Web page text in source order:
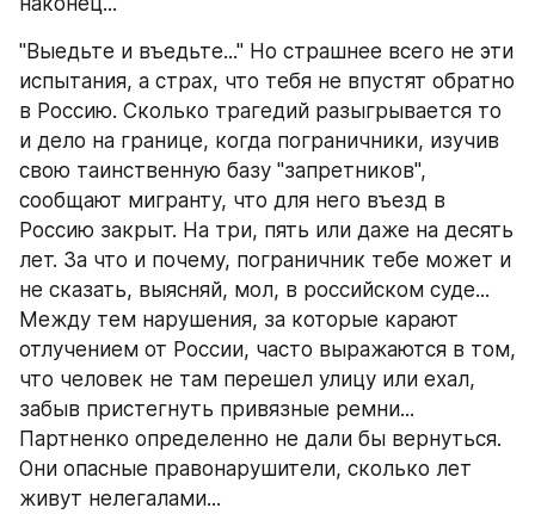
"Выедьте и въедьте..." Но страшнее всего не эти
испытания, а страх, что тебя не впустят обратно
в Россию. Сколько трагедий разыгрывается то
и дело на границе, когда пограничники, изучив
свою таинственную базу "запретников",
сообщают мигранту, что для него въезд в
Россию закрыт. На три, пять или даже на десять
лет. За что и почему, пограничник тебе может и
не сказать, выясняй, мол, в российском суде...
Между тем нарушения, за которые карают
отлучением от России, часто выражаются в том,
что человек не там перешел улицу или ехал,
забыв пристегнуть привязные ремни...
Партненко определенно не дали бы вернуться.
Они опасные правонарушители, сколько лет
живут нелегалами...